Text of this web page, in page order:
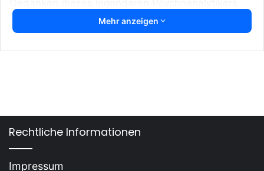
vertiefen, um Einblicke in die menschliche Psyche
zu gewinnen und wie sie unser tägliches Leben
beeinflusst.
Mehr anzeigen
Rechtliche Informationen
Impressum